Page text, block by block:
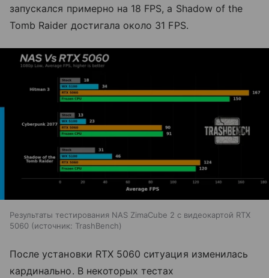
запускался примерно на 18 FPS, а Shadow of the
Tomb Raider достигала около 31 FPS.
Результаты тестирования NAS ZimaCube 2 с видеокартой RTX
5060
источник: TrashBench
После установки RTX 5060 ситуация изменилась
кардинально. В некоторых тестах